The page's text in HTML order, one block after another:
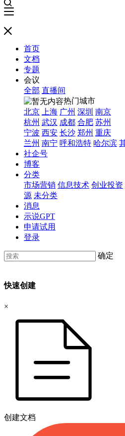
首页
文档
专题
会议
全部 直播间
热门城市
北京
上海 广州 深圳 南京
杭州 武汉 成都 合肥 苏州
宁波 西安 长沙 郑州 重庆
兰州 南宁 呼和浩特 哈尔滨
社企号
博客
分类
市场营销 信息技术 创业投资
源 未分类
消息
示说GPT
申请试用
登录
确定
快速创建
×
创建文档